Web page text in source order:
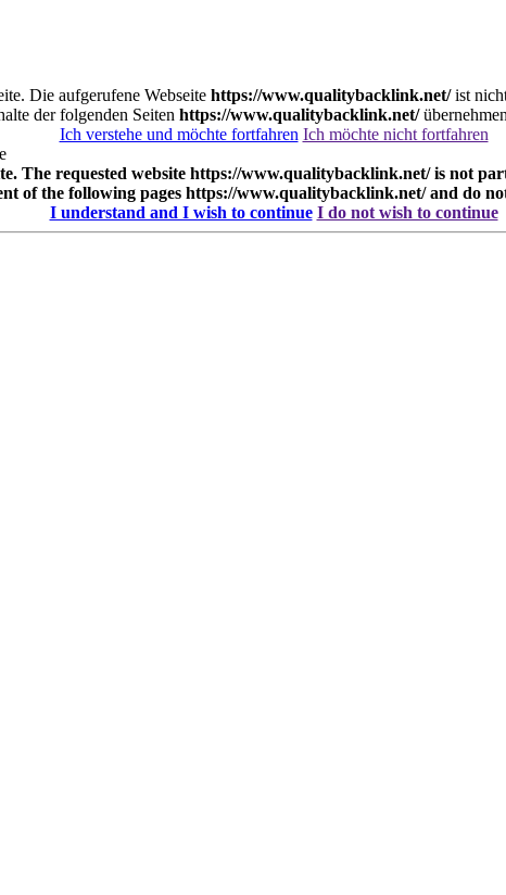
Die aufgerufene Webseite https://www.qualitybacklink.net/ist
der folgenden Seiten https://www.qualitybacklink.net/
Ich verstehe und möchte fortfahren Ich möchte nicht fortfahren
The requested website https://www.qualitybacklink.net/is not
of the following pages https://www.qualitybacklink.net/and do
I understand and I wish to continue I do not wish to continue